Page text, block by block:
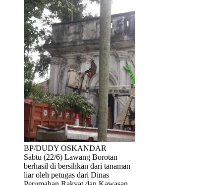
BP/DUDY OSKANDAR
Sabtu (22/6) Lawang Borotan
berhasil di bersihkan dari tanaman
liar oleh petugas dari Dinas